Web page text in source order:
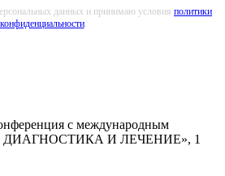
данных и принимаю условия политики
конфиденциальности.
с международным
ДИАГНОСТИКА И ЛЕЧЕНИЕ», 1